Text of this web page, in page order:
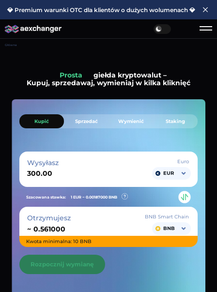
💎 Premium warunki OTC dla klientów o dużych wolumenach 💎
Główna
Prosta
giełda kryptowalut –
Kupuj, sprzedawaj, wymieniaj w kilka kliknięć
Kupić Sprzedać Wymienić Staking
Wysyłasz
Euro
EUR
Szacowana stawka: 1 EUR ~ 0.00187000 BNB
Otrzymujesz
~
BNB Smart Chain
BNB
Kwota minimalna: 10 BNB
Rozpocznij wymianę